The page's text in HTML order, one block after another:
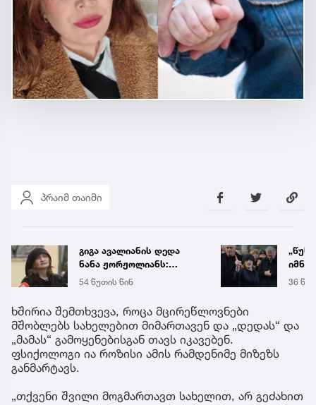
პრაიმ თაიმი
„წუხელ დაიჭირეს ნია
იმნაძე და ანასტასია
ბერუაშვილი! თეთრად
გავათენე, მაგრამ
ფეისბუკში ვერ შევედი...“
- რას წერს ეკა კუპატაძე
36 წუთის წინ 5 აგვ
ხშირია შემთხვევა, როცა მცირეწლოვნები
მშობლებს სახელებით მიმართავენ და „დედას“ და
„მამას“ გამოყენებისგან თავს იკავებენ.
ფსიქოლოგი ია როზისი ამის რამდენიმე მიზეზს
განმარტავს.
„თქვენი შვილი მოგმართავთ სახელით, არ გეძახით